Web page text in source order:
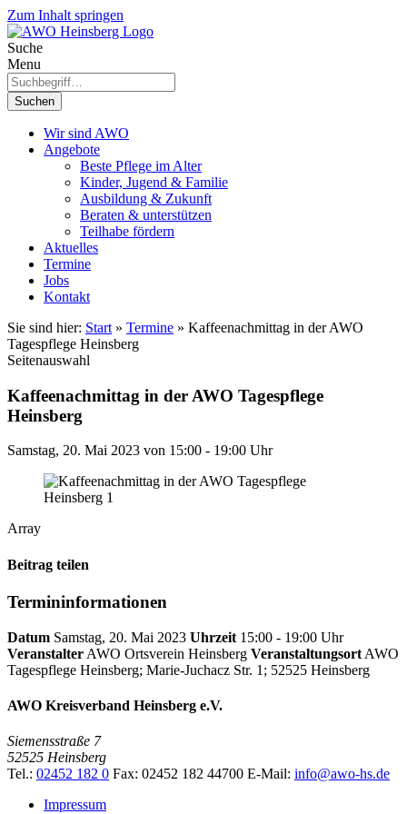
Zum Inhalt springen
Suche
Menu
Suchen
Wir sind AWO
Angebote
Beste Pflege im Alter
Kinder, Jugend & Familie
Ausbildung & Zukunft
Beraten & unterstützen
Teilhabe fördern
Aktuelles
Termine
Jobs
Kontakt
Sie sind hier: Start » Termine » Kaffeenachmittag in der AWO
Tagespflege Heinsberg
Seitenauswahl
Kaffeenachmittag in der AWO Tagespflege
Heinsberg
Samstag, 20. Mai 2023 von 15:00 - 19:00 Uhr
Array
Beitrag teilen
Termininformationen
Datum Samstag, 20. Mai 2023 Uhrzeit 15:00 - 19:00 Uhr
Veranstalter AWO Ortsverein Heinsberg Veranstaltungsort AWO
Tagespflege Heinsberg; Marie-Juchacz Str. 1; 52525 Heinsberg
AWO Kreisverband Heinsberg e.V.
Siemensstraße 7
52525 Heinsberg
Tel.: 02452 182 0 Fax: 02452 182 44700 E-Mail: info@awo-hs.de
Impressum